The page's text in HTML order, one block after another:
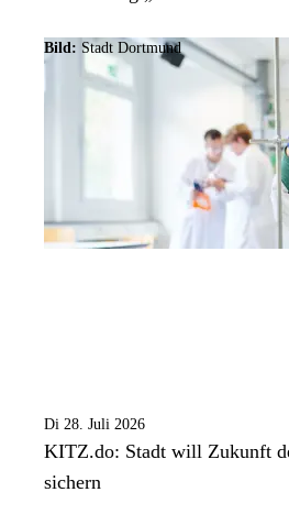
Bild: Stadt Dortmund
Di 28. Juli 2026
KITZ.do: Stadt will Zukunft
sichern